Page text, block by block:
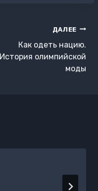
ДАЛЕЕ
Как одеть нацию.
История олимпийской
моды